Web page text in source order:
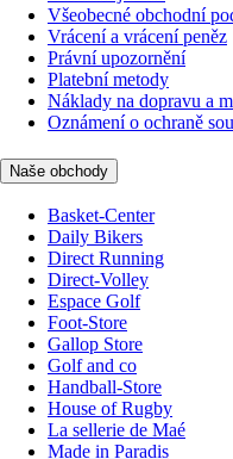
Všeobecné obchodní
Vrácení a vrácení peněz
Právní upozornění
Platební metody
Náklady na dopravu a
Oznámení o ochraně
Naše obchody
Basket-Center
Daily Bikers
Direct Running
Direct-Volley
Espace Golf
Foot-Store
Gallop Store
Golf and co
Handball-Store
House of Rugby
La sellerie de Maé
Made in Paradis